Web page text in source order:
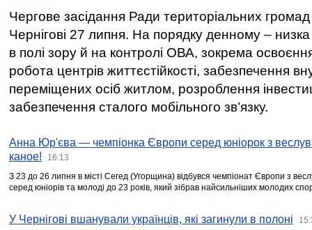
Чергове засідання Ради територіальних громад
Чернігові 27 липня. На порядку денному –
в полі зору й на контролі ОВА, зокрема освоєння
робота центрів життєстійкості, забезпечення
переміщених осіб житлом, розроблення
забезпечення сталого мобільного зв’язку.
Анна Юр'єва — чемпіонка Європи серед юніорок з
каное!
16:13
З 23 до 26 липня в місті Сегед (Угорщина) відбувся чемпіонат Європи з
серед юніорів та молоді до 23 років, який зібрав найсильніших молодих
У Чернігові вшанували українців, які загинули в полоні